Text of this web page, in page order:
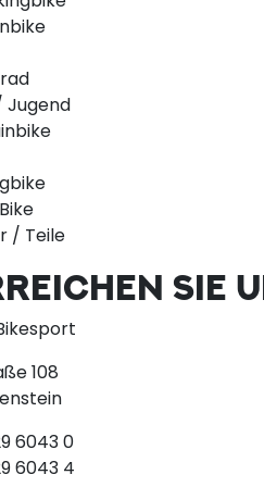
Jugend
/ Teile
SIE
108
6043 0
6043 4